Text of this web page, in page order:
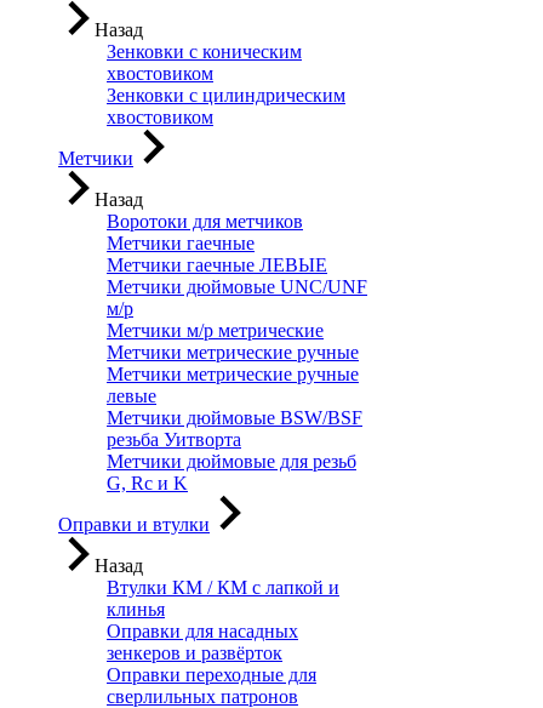
Назад
Зенковки с коническим
хвостовиком
Зенковки с цилиндрическим
хвостовиком
Метчики
Назад
Воротоки для метчиков
Метчики гаечные
Метчики гаечные ЛЕВЫЕ
Метчики дюймовые UNC/UNF
м/р
Метчики м/р метрические
Метчики метрические ручные
Метчики метрические ручные
левые
Метчики дюймовые BSW/BSF
резьба Уитворта
Метчики дюймовые для резьб
G, Rc и K
Оправки и втулки
Назад
Втулки КМ / КМ с лапкой и
клинья
Оправки для насадных
зенкеров и развёрток
Оправки переходные для
сверлильных патронов